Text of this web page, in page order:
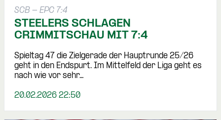
SCB - EPC 7:4
STEELERS SCHLAGEN
CRIMMITSCHAU MIT 7:4
Spieltag 47 die Zielgerade der Hauptrunde 25/26
geht in den Endspurt. Im Mittelfeld der Liga geht es
nach wie vor sehr…
20.02.2026 22:50